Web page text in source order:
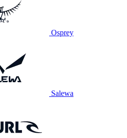
Osprey
Salewa